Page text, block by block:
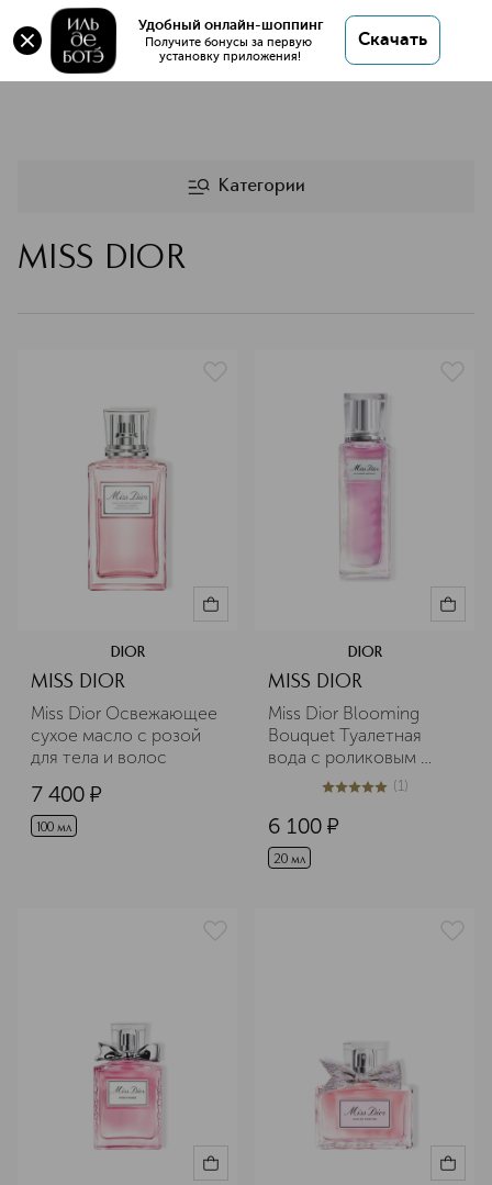
Удобный онлайн-шоппинг
Получите бонусы за первую
установку приложения!
Скачать
Категории
MISS DIOR
DIOR
MISS DIOR
Miss Dior Освежающее
сухое масло с розой
для тела и волос
7 400 ¤
100 мл
DIOR
MISS DIOR
Miss Dior Blooming
Bouquet Туалетная
вода с роликовым
аппликатором
5из 51 (1)
6 100 ¤
20 мл